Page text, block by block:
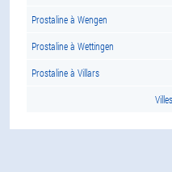
Prostaline à Wengen
Prostaline à Wettingen
Prostaline à Villars